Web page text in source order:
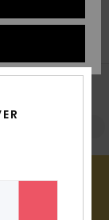
20K
snow technique